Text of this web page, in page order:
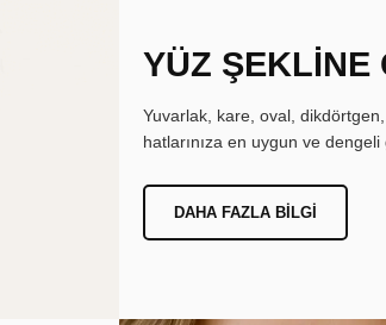
YÜZ ŞEKLİNE
Yuvarlak, kare, oval,
hatlarınıza en uygun ve
DAHA FAZLA BILGI